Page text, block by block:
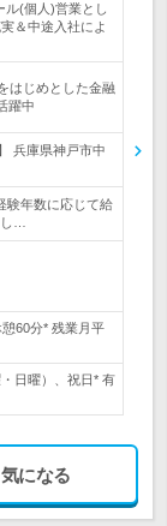
ル(個人)営業とし
＆中途入社によ
はじめとした金融
躍中
兵庫県神戸市中
験年数に応じて給
…
60分* 残業月平
日曜）、祝日* 有
気になる